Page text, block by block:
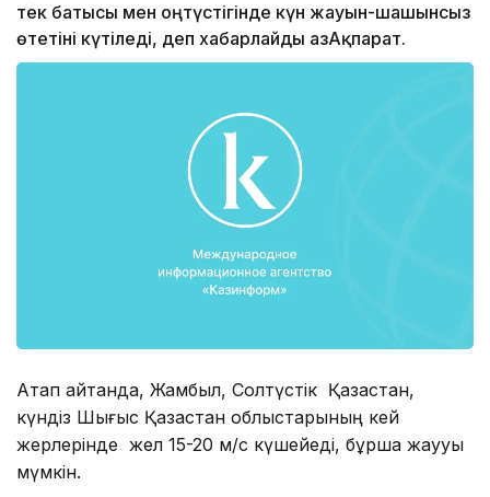
тек батысы мен оңтүстігінде күн жауын-шашынсыз
өтетіні күтіледі, деп хабарлайды ҚазАқпарат.
Атап айтқанда, Жамбыл, Солтүстік Қазақстан,
күндіз Шығыс Қазақстан облыстарының кей
жерлерінде жел 15-20 м/с күшейеді, бұршақ жаууы
мүмкін.